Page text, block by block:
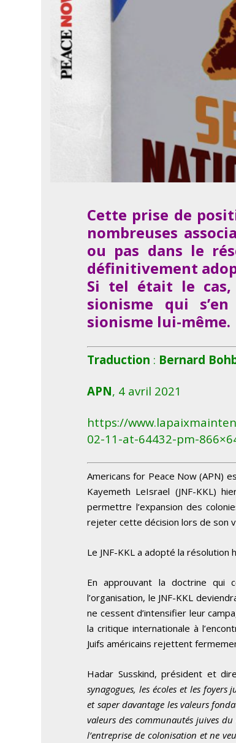
Cette prise de
nombreuses
ou pas dans le
définitivement
Si tel était le cas,
sionisme qui
sionisme lui-même.
Traduction : Bernard
APN, 4 avril 2021
https://
02-11-at-64432-pm-
Americans for Peace Now (APN)
Kayemeth LeIsrael (JNF-KKL)
permettre l’expansion des
rejeter cette décision lors de son
Le JNF-KKL a adopté la
En approuvant la doctrine qui
l’organisation, le JNF-KKL
ne cessent d’intensifier leur
la critique internationale à
Juifs américains rejettent
Hadar Susskind, président et
synagogues, les écoles et les
et saper davantage les valeurs
valeurs des communautés juives
l’entreprise de colonisation et ne